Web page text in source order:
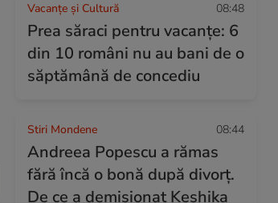
Vacanțe și Cultură 08:48
Prea săraci pentru vacanțe: 6
din 10 români nu au bani de o
săptămână de concediu
Stiri Mondene 08:44
Andreea Popescu a rămas
fără încă o bonă după divorț.
De ce a demisionat Keshika